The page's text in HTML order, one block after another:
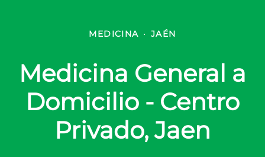
MEDICINA · JAÉN
Medicina General a
Domicilio - Centro
Privado, Jaen